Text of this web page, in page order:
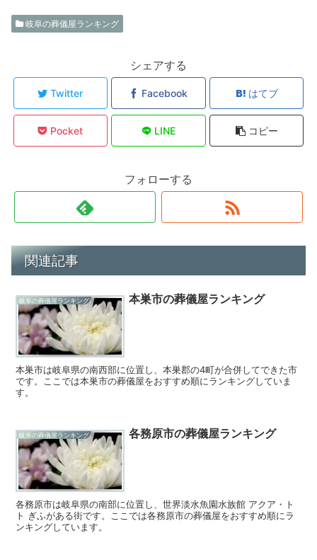
岐阜の葬儀屋ランキング
シェアする
Twitter Facebook はてブ
Pocket LINE コピー
フォローする
関連記事
岐阜の葬儀屋ランキング 本巣市の葬儀屋ランキング
本巣市は岐阜県の南西部に位置し、本巣郡の4町が合併してできた市
です。ここでは本巣市の葬儀屋をおすすめ順にランキングしていま
す。
岐阜の葬儀屋ランキング 各務原市の葬儀屋ランキング
各務原市は岐阜県の南部に位置し、世界淡水魚園水族館 アクア・ト
ト ぎふがある街です。ここでは各務原市の葬儀屋をおすすめ順にラ
ンキングしています。